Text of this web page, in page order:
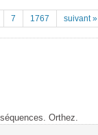
7 1767 suivant »
Orthez.